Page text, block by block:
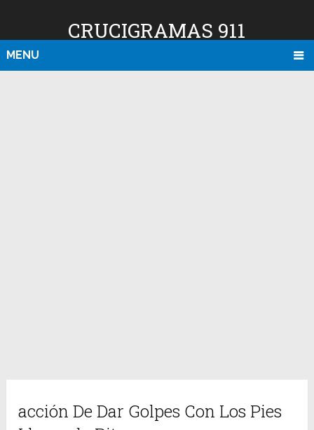
CRUCIGRAMAS 911
MENU
acción De Dar Golpes Con Los Pies